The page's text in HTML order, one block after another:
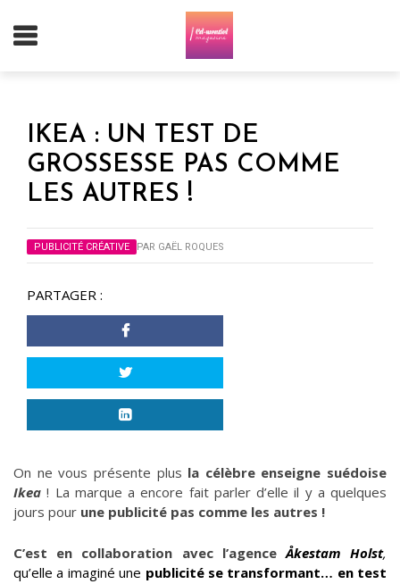
IKEA : UN TEST DE
GROSSESSE PAS COMME
LES AUTRES !
PUBLICITÉ CRÉATIVE PAR GAËL ROQUES
PARTAGER :
On ne vous présente plus la célèbre enseigne suédoise
Ikea ! La marque a encore fait parler d’elle il y a quelques
jours pour une publicité pas comme les autres !
C’est en collaboration avec l’agenceÅkestam Holst,
qu’elle a imaginé une publicitése transformant… en test